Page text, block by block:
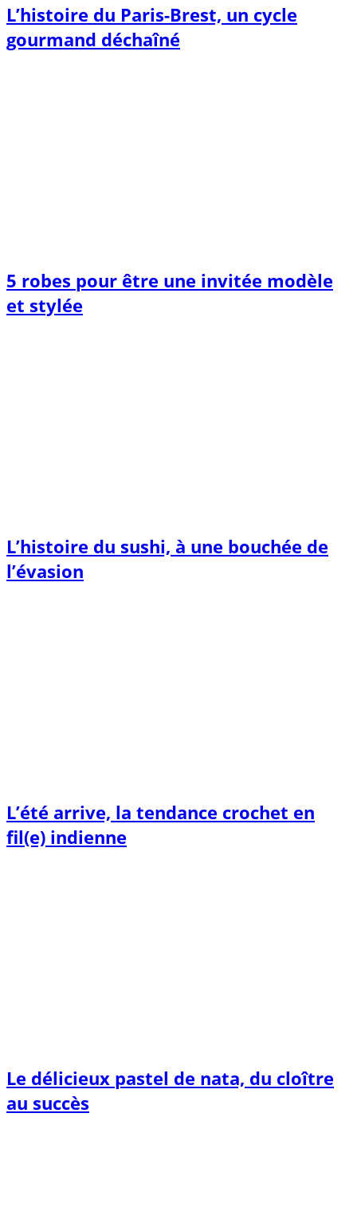
L’histoire du Paris-Brest, un cycle
gourmand déchaîné
5 robes pour être une invitée modèle
et stylée
L’histoire du sushi, à une bouchée de
l’évasion
L’été arrive, la tendance crochet en
fil(e) indienne
Le délicieux pastel de nata, du cloître
au succès